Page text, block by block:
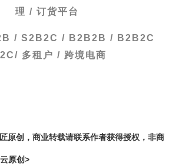
理 / 订货平台
/ S2B2C / B2B2B / B2B2C
多租户 / 跨境电商
原创，商业转载请联系作者获得授权，非商
原创>